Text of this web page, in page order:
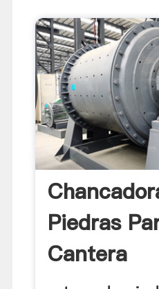
Piedras
Cantera